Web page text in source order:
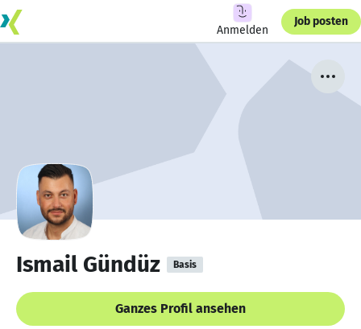
Anmelden
Job posten
Ismail Gündüz Basis
Ganzes Profil ansehen